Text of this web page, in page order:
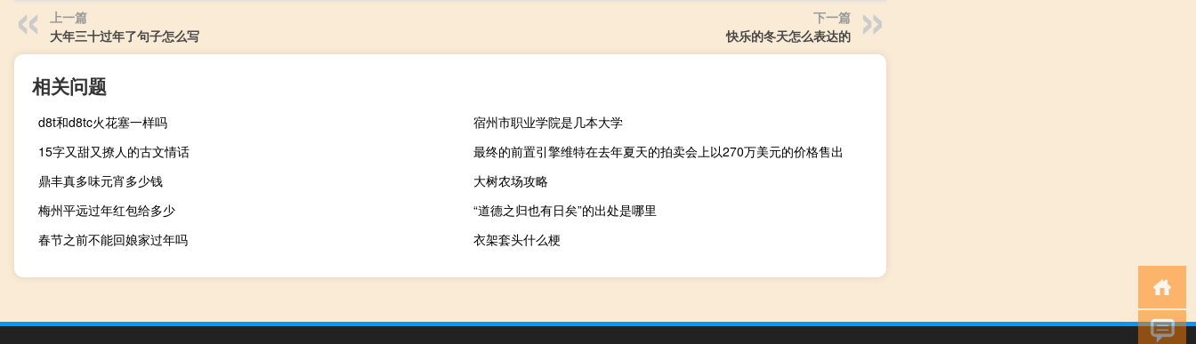
上一篇
大年三十过年了句子怎么写
下一篇
快乐的冬天怎么表达的
相关问题
d8t和d8tc火花塞一样吗
宿州市职业学院是几本大学
15字又甜又撩人的古文情话
最终的前置引擎维特在去年夏天的拍卖会上以270万美元的价格售出
鼎丰真多味元宵多少钱
大树农场攻略
梅州平远过年红包给多少
“道德之归也有日矣”的出处是哪里
春节之前不能回娘家过年吗
衣架套头什么梗